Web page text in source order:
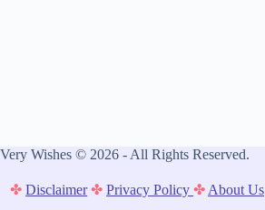
Very Wishes © 2026 - All Rights Reserved.
✤ Disclaimer ✤ Privacy Policy✤ About Us